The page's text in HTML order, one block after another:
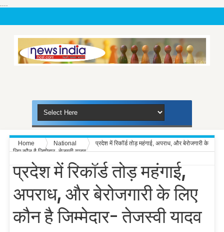
....
Home National
प्रदेश में रिकॉर्ड तोड़ महंगाई, अपराध, और बेरोजगारी के
लिए कौन है जिम्मेदार- तेजस्वी यादव
प्रदेश में रिकॉर्ड तोड़ महंगाई,
अपराध, और बेरोजगारी के लिए
कौन है जिम्मेदार- तेजस्वी यादव